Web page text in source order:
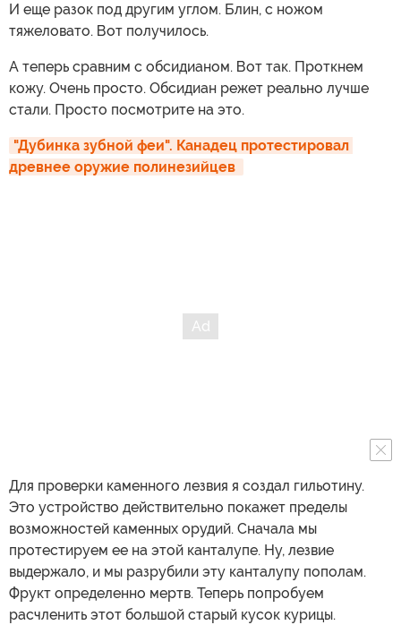
И еще разок под другим углом. Блин, с ножом
тяжеловато. Вот получилось.
А теперь сравним с обсидианом. Вот так. Проткнем
кожу. Очень просто. Обсидиан режет реально лучше
стали. Просто посмотрите на это.
"Дубинка зубной феи". Канадец протестировал
древнее оружие полинезийцев
Для проверки каменного лезвия я создал гильотину.
Это устройство действительно покажет пределы
возможностей каменных орудий. Сначала мы
протестируем ее на этой канталупе. Ну, лезвие
выдержало, и мы разрубили эту канталупу пополам.
Фрукт определенно мертв. Теперь попробуем
расчленить этот большой старый кусок курицы.